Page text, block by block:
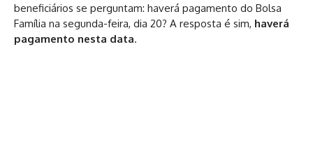
beneficiários se perguntam: haverá pagamento do Bolsa
Família na segunda-feira, dia 20? A resposta é sim, haverá
pagamento nesta data.